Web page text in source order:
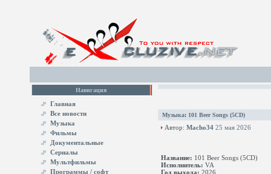
Навигация
Главная
Все новости
Музыка
Фильмы
Документальные
Сериалы
Мультфильмы
Программы / софт
Музыка: 101 Beer Songs (5CD)
Автор: Macho34 25 мая 2026
Название: 101 Beer Songs (5CD)
Исполнитель: VA
Год выхода: 2026